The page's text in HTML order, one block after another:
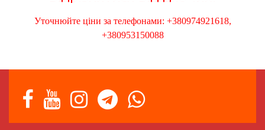
Уточнюйте ціни за телефонами: +380974921618,
+380953150088